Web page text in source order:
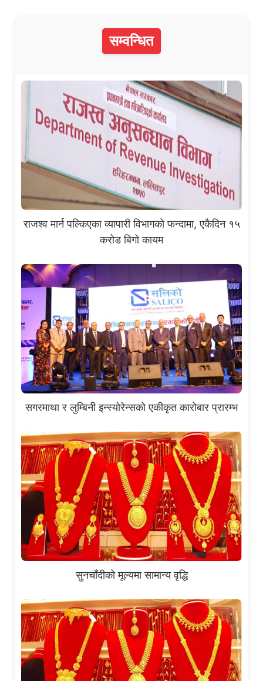
सम्वन्धित
राजश्व मार्न पल्किएका व्यापारी विभागको फन्दामा, एकैदिन १५
करोड बिगो कायम
सगरमाथा र लुम्बिनी इन्स्योरेन्सको एकीकृत कारोबार प्रारम्भ
सुनचाँदीको मूल्यमा सामान्य वृद्धि